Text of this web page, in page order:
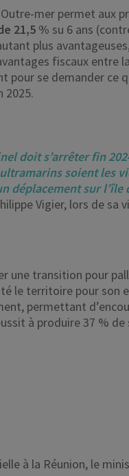
mer permet aux
21,5 % su 6 ans
plus
fiscaux
pour se demander ce
2025.
doit s’arrêter fin
soient les
déplacement sur l’île
Vigier, lors de sa
une transition pour
le territoire pour son
permettant
à produire 37 %
à la Réunion, le